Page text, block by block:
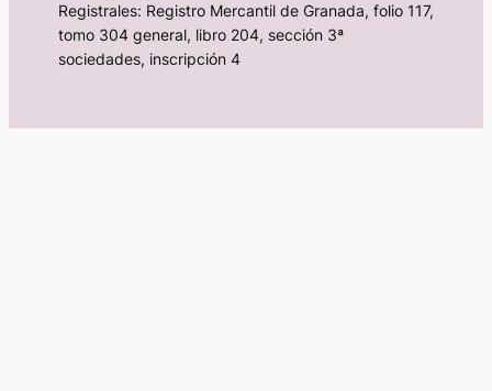
Registrales: Registro Mercantil de Granada, folio 117,
tomo 304 general, libro 204, sección 3ª
sociedades, inscripción 4